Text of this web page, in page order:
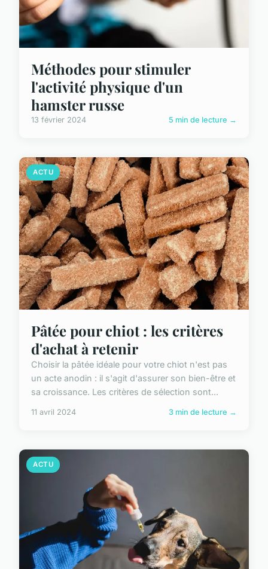
Méthodes pour stimuler
l'activité physique d'un
hamster russe
13 février 2024 5 min de lecture →
ACTU
Pâtée pour chiot : les critères
d'achat à retenir
Choisir la pâtée idéale pour votre chiot n'est pas
un acte anodin : il s'agit d'assurer son bien-être et
sa croissance. Les critères de sélection sont...
11 avril 2024 3 min de lecture →
ACTU